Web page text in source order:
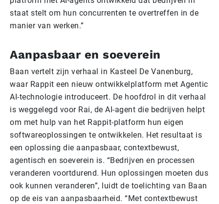
staat stelt om hun concurrenten te overtreffen in de
manier van werken.”
Aanpasbaar en soeverein
Baan vertelt zijn verhaal in Kasteel De Vanenburg,
waar Rappit een nieuw ontwikkelplatform met Agentic
AI-technologie introduceert. De hoofdrol in dit verhaal
is weggelegd voor Rai, de AI-agent die bedrijven helpt
om met hulp van het Rappit-platform hun eigen
softwareoplossingen te ontwikkelen. Het resultaat is
een oplossing die aanpasbaar, contextbewust,
agentisch en soeverein is. “Bedrijven en processen
veranderen voortdurend. Hun oplossingen moeten dus
ook kunnen veranderen”, luidt de toelichting van Baan
op de eis van aanpasbaarheid. “Met contextbewust